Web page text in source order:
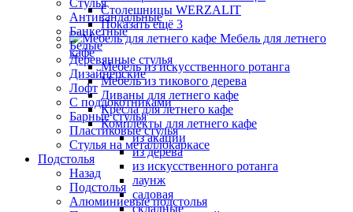
Столешницы WERZALIT
Показать ещё 3
Мебель для летнего
кафе
Мебель из искусственного ротанга
Мебель из тикового дерева
Диваны для летнего кафе
Кресла для летнего кафе
Комплекты для летнего кафе
из акации
из дерева
из искусственного ротанга
лаунж
садовая
складные
Стулья
Антивандальные
Банкетные
Белые
Деревянные стулья
Дизайнерские
Лофт
С подлокотниками
Барные стулья
Пластиковые стулья
Стулья на металлокаркасе
Подстолья
Назад
Подстолья
Алюминиевые подстолья